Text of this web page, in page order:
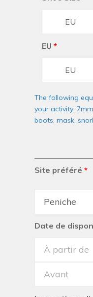
EU *
The following
your activity:
boots, mask,
Site préféré *
Date de